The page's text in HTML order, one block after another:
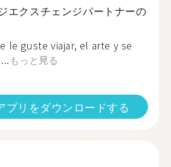
エクスチェンジパートナーの
le guste viajar, el arte y se
もっと見る
プリをダウンロードする